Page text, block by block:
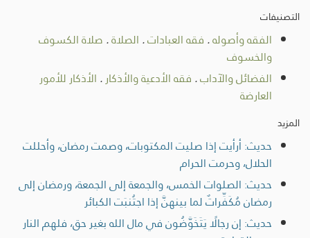
التصنيفات
الفقه وأصوله. فقه العبادات. الصلاة. صلاة الكسوف
والخسوف
الفضائل والآداب. فقه الأدعية والأذكار. الأذكار للأمور
العارضة
المزيد
حديث: أرأيت إذا صليت المكتوبات، وصمت رمضان، وأحللت
الحلال، وحرمت الحرام
حديث: الصلوات الخمس، والجمعة إلى الجمعة، ورمضان إلى
رمضان مُكَفِّراتٌ لما بينهنَّ إذا اجتُنبَت الكبائر
حديث: إن رجالًا يَتَخَوَّضُون في مال الله بغير حق، فلهم النار